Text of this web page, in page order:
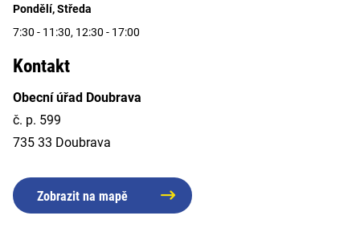
Pondělí, Středa
7:30 - 11:30, 12:30 - 17:00
Kontakt
Obecní úřad Doubrava
č. p. 599
735 33 Doubrava
Zobrazit na mapě